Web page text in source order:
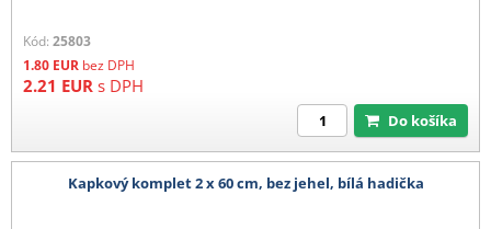
Kód: 25803
1.80 EUR bez DPH
2.21 EUR s DPH
Do košíka
Kapkový komplet 2 x 60 cm, bez jehel, bílá hadička